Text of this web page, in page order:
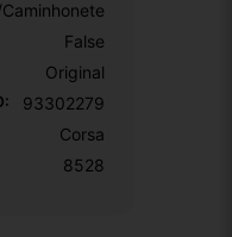
False
Original
93302279
Corsa
8528